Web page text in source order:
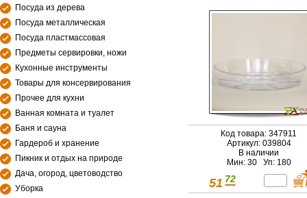
Посуда из дерева
Посуда металлическая
Посуда пластмассовая
Предметы сервировки, ножи
Кухонные инструменты
Товары для консервирования
Прочее для кухни
Ванная комната и туалет
Баня и сауна
Гардероб и хранение
Пикник и отдых на природе
Дача, огород, цветоводство
Уборка
Код товара: 347911
Артикул: 039804
В наличии
Мин: 30 Уп: 180
51 72